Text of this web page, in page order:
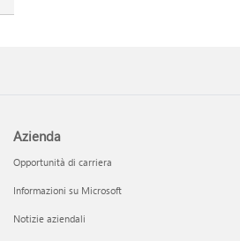
Azienda
Opportunità di carriera
Informazioni su Microsoft
Notizie aziendali